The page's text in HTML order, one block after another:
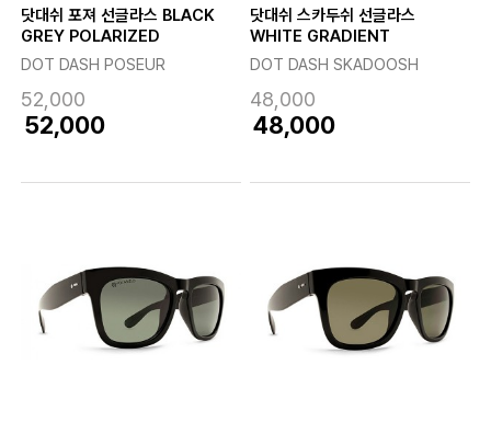
닷대쉬 포져 선글라스 BLACK
GREY POLARIZED
DOT DASH POSEUR
52,000
52,000
닷대쉬 스카두쉬 선글라스
WHITE GRADIENT
DOT DASH SKADOOSH
48,000
48,000